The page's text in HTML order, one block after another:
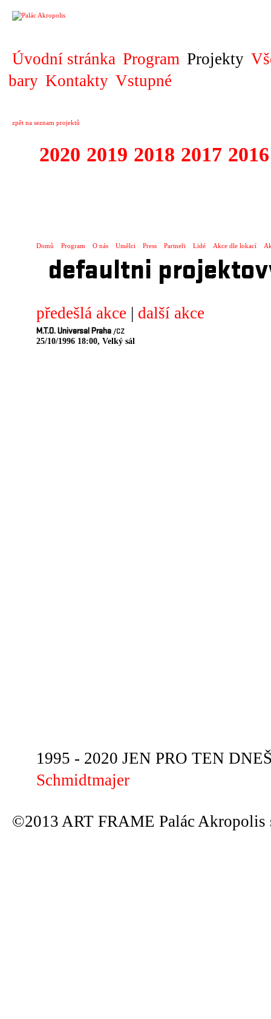
Úvodní stránka Program Projekty
bary Kontakty Vstupné
zpět na seznam projektů
2020 2019 2018 2017 2016
Domů Program O nás Umělci Press Partneři Lidé Akce dle lokací
defaultni
předešlá akce | další akce
M.T.O. Universal Praha /CZ
25/10/1996 18:00, Velký sál
1995 - 2020 JEN PRO TEN
Schmidtmajer
©2013 ART FRAME Palác Akropolis